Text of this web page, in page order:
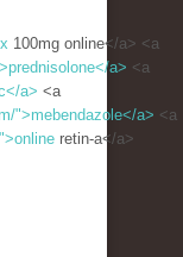
100mg online</a> <a
a> <a
a> <a
">mebendazole</a> <a
retin-a</a>